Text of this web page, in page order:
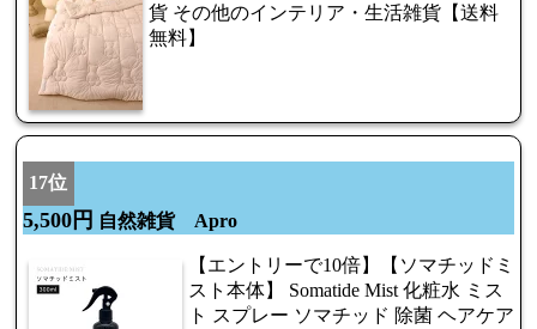
貨 その他のインテリア・生活雑貨【送料
無料】
17位
5,500円 自然雑貨 Apro
【エントリーで10倍】【ソマチッドミ
スト本体】 Somatide Mist 化粧水 ミス
ト スプレー ソマチッド 除菌 ヘアケア